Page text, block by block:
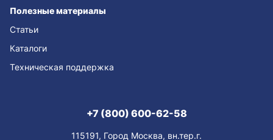
Полезные материалы
Статьи
Каталоги
Техническая поддержка
+7 (800) 600-62-58
115191, Город Москва, вн.тер.г.